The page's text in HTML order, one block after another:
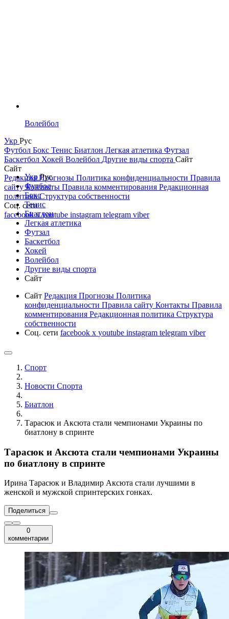
Волейбол
Укр Рус
Футбол Бокс Тенис Биатлон Легкая атлетика Футзал
Баскетбол Хокей Волейбол Другие виды спорта Сайт
Сайт
РедакцияПрогнозы Политика конфиденциальности Правила
сайтуКонтакты Правила комментирования Редакционная
политикаСтруктура собственности
Соц. сети
facebookxyoutube instagram telegram viber
УкрРус
Футбол
Бокс
Тенис
Биатлон
Легкая атлетика
Футзал
Баскетбол
Хокей
Волейбол
Другие виды спорта
Сайт
Сайт Редакция Прогнозы Политика
конфиденциальности Правила сайту Контакты Правила
комментирования Редакционная политика Структура
собственности
Соц. сети facebook x youtube instagram telegram viber
Спорт
Новости Cпорта
Биатлон
Тарасюк и Аксюта стали чемпионами Украины по
биатлону в спринте
Тарасюк и Аксюта стали чемпионами Украины
по биатлону в спринте
Ирина Тарасюк и Владимир Аксюта стали лучшими в
женской и мужской спринтерских гонках.
Поделиться
0
комментарии